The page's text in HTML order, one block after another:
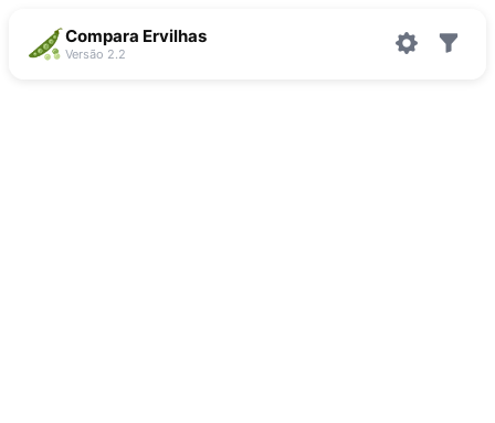
Compara Ervilhas
Versão 2.2